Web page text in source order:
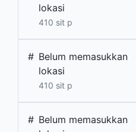
lokasi
410 sit p
# Belum memasukkan
lokasi
410 sit p
# Belum memasukkan